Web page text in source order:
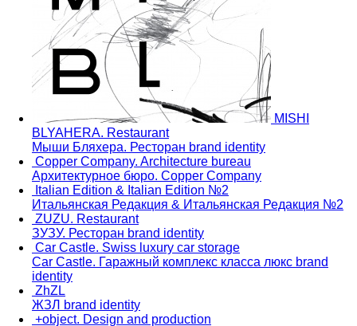
MISHI
BLYAHERA. Restaurant
Мыши Бляхера. Ресторан brand identity
Copper Company. Architecture bureau
Архитектурное бюро. Copper Company
Italian Edition & Italian Edition №2
Итальянская Редакция & Итальянская Редакция №2
ZUZU. Restaurant
ЗУЗУ. Ресторан brand identity
Car Castle. Swiss luxury car storage
Car Castle. Гаражный комплекс класса люкс brand
identity
ZhZL
ЖЗЛ brand identity
+object. Design and production